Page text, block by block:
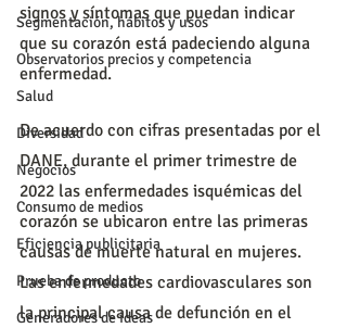
Segmentación, hábitos y usos
Observatorios precios y competencia
Salud
Diversidad
Negocios
Consumo de medios
Eficiencia publicitaria
Prueba de producto
Generadores de ideas
signos y síntomas que puedan indicar
que su corazón está padeciendo alguna
enfermedad.
De acuerdo con cifras presentadas por el
DANE, durante el primer trimestre de
2022 las enfermedades isquémicas del
corazón se ubicaron entre las primeras
causas de muerte natural en mujeres.
Las enfermedades cardiovasculares son
la principal causa de defunción en el